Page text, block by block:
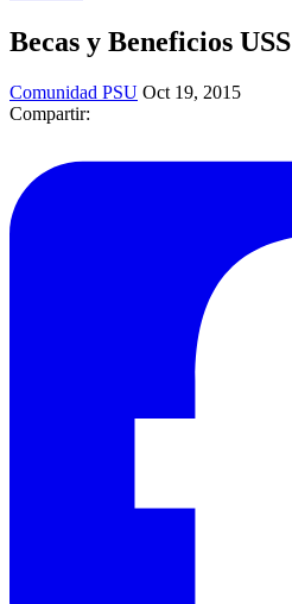
Becas y Beneficios USS
Comunidad PSU Oct 19, 2015
Compartir: